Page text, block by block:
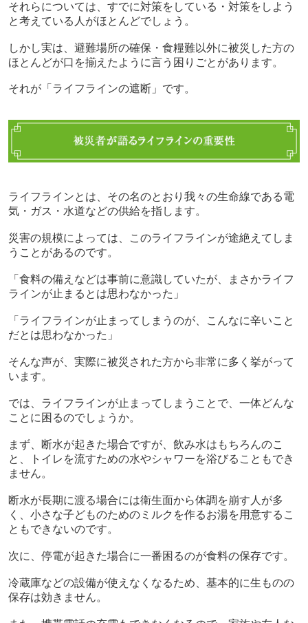
それらについては、すでに対策をしている・対策をしよう
と考えている人がほとんどでしょう。
しかし実は、避難場所の確保・食糧難以外に被災した方の
ほとんどが口を揃えたように言う困りごとがあります。
それが「ライフラインの遮断」です。
ライフラインとは、その名のとおり我々の生命線である電
気・ガス・水道などの供給を指します。
災害の規模によっては、このライフラインが途絶えてしま
うことがあるのです。
「食料の備えなどは事前に意識していたが、まさかライフ
ラインが止まるとは思わなかった」
「ライフラインが止まってしまうのが、こんなに辛いこと
だとは思わなかった」
そんな声が、実際に被災された方から非常に多く挙がって
います。
では、ライフラインが止まってしまうことで、一体どんな
ことに困るのでしょうか。
まず、断水が起きた場合ですが、飲み水はもちろんのこ
と、トイレを流すための水やシャワーを浴びることもでき
ません。
断水が長期に渡る場合には衛生面から体調を崩す人が多
く、小さな子どものためのミルクを作るお湯を用意するこ
ともできないのです。
次に、停電が起きた場合に一番困るのが食料の保存です。
冷蔵庫などの設備が使えなくなるため、基本的に生ものの
保存は効きません。